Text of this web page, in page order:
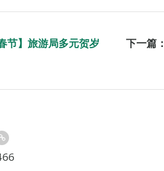
节】旅游局多元贺岁
下一篇：